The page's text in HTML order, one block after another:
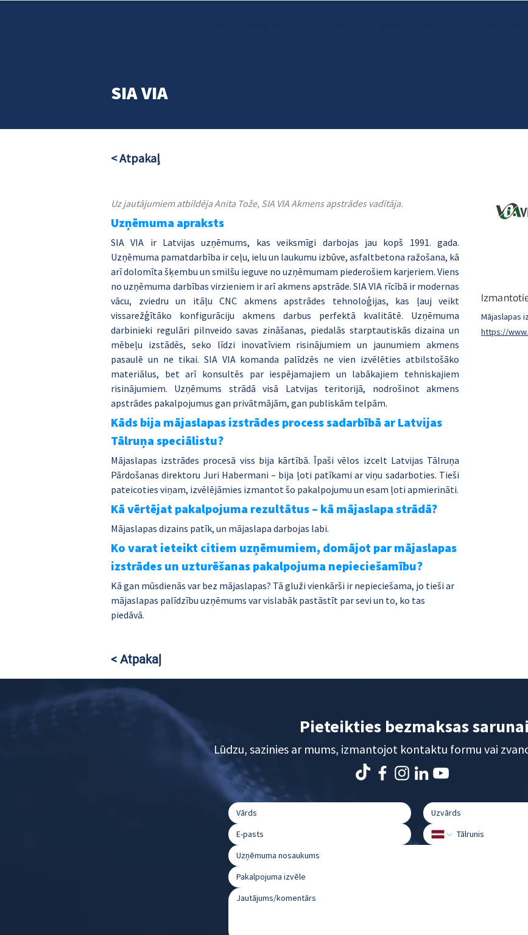
SIA VIA
< Atpakaļ
Uz jautājumiem atbildēja Anita Tože, SIA VIA Akmens apstrādes vadītāja.
Uzņēmuma apraksts
SIA VIA ir Latvijas uzņēmums, kas veiksmīgi darbojas jau kopš 1991. gada.
Uzņēmuma pamatdarbība ir ceļu, ielu un laukumu izbūve, asfaltbetona ražošana, kā
arī dolomīta šķembu un smilšu ieguve no uzņēmumam piederošiem karjeriem. Viens
no uzņēmuma darbības virzieniem ir arī akmens apstrāde. SIA VIA rīcībā ir modernas
vācu, zviedru un itāļu CNC akmens apstrādes tehnoloģijas, kas ļauj veikt
vissarežģītāko konfigurāciju akmens darbus perfektā kvalitātē. Uzņēmuma
darbinieki regulāri pilnveido savas zināšanas, piedalās starptautiskās dizaina un
mēbeļu izstādēs, seko līdzi inovatīviem risinājumiem un jaunumiem akmens
pasaulē un ne tikai. SIA VIA komanda palīdzēs ne vien izvēlēties atbilstošāko
materiālus, bet arī konsultēs par iespējamajiem un labākajiem tehniskajiem
risinājumiem. Uzņēmums strādā visā Latvijas teritorijā, nodrošinot akmens
apstrādes pakalpojumus gan privātmājām, gan publiskām telpām.
Kāds bija mājaslapas izstrādes process sadarbībā ar Latvijas
Tālruņa speciālistu?
Mājaslapas izstrādes procesā viss bija kārtībā. Īpaši vēlos izcelt Latvijas Tālruņa
Pārdošanas direktoru Juri Habermani – bija ļoti patīkami ar viņu sadarboties. Tieši
pateicoties viņam, izvēlējāmies izmantot šo pakalpojumu un esam ļoti apmierināti.
Kā vērtējat pakalpojuma rezultātus – kā mājaslapa strādā?
Mājaslapas dizains patīk, un mājaslapa darbojas labi.
Ko varat ieteikt citiem uzņēmumiem, domājot par mājaslapas
izstrādes un uzturēšanas pakalpojuma nepieciešamību?
Kā gan mūsdienās var bez mājaslapas? Tā gluži vienkārši ir nepieciešama, jo tieši ar
mājaslapas palīdzību uzņēmums var vislabāk pastāstīt par sevi un to, ko tas
piedāvā.
< Atpakaļ
Mājaslapas
https://
Pieteikties bezmaksas sarunai
Lūdzu, sazinies ar mums, izmantojot kontaktu formu vai
Pakalpojuma izvēle